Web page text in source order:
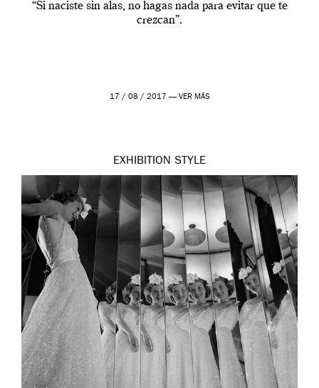
“Si naciste sin alas, no hagas nada para evitar que te
crezcan”.
17 / 08 / 2017 — VER MÁS
EXHIBITION STYLE